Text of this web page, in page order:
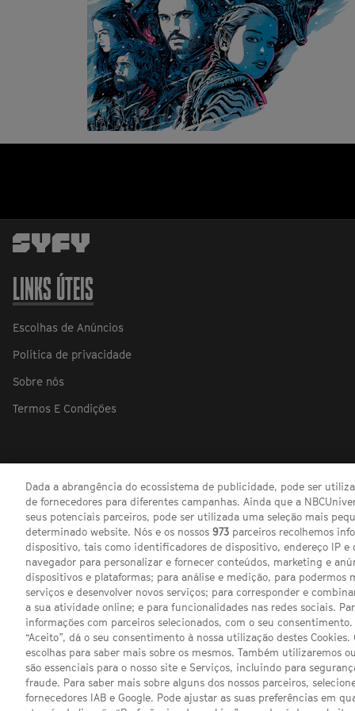
LINKS ÚTEIS
Escolhas de Anúncios
Política de privacidade
Sobre nós
Termos E Condições
Dada a abrangência do ecossistema de publicidade, pode ser
de fornecedores para diferentes campanhas. Ainda que a
seus potenciais parceiros, pode ser utilizada uma seleção mais
determinado website. Nós e os nossos 973 parceiros recolhemos
dispositivo, tais como identificadores de dispositivo, endereço IP e
navegador para personalizar e fornecer conteúdos, marketing e
dispositivos e plataformas; para análise e medição, para podermos
serviços e desenvolver novos serviços; para corresponder e
a sua atividade online; e para funcionalidades nas redes sociais.
informações com parceiros selecionados, com o seu
“Aceito”, dá o seu consentimento à nossa utilização destes
escolhas para saber mais sobre os mesmos. Também utilizaremos
são essenciais para o nosso site e Serviços, incluindo para
fraude. Para saber mais sobre alguns dos nossos parceiros,
fornecedores IAB e Google. Pode ajustar as suas preferências em